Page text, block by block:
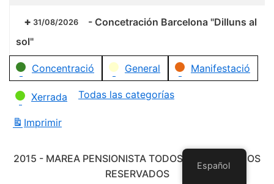
31/08/2026 - Concetración Barcelona "Dilluns al
sol"
Categorías
Concentració General Manifestació
Xerrada Todas las categorías
Imprimir
2015 - MAREA PENSIONISTA TODOS LOS DERECHOS
RESERVADOS
Español